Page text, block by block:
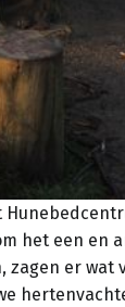
het een en
er wat